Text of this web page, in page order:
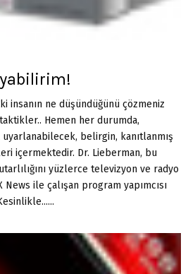
insanın ne düşündüğünü çözmeniz
Hemen her durumda,
belirgin, kanıtlanmış
içermektedir. Dr. Lieberman, bu
yüzlerce televizyon ve radyo
ile çalışan program yapımcısı